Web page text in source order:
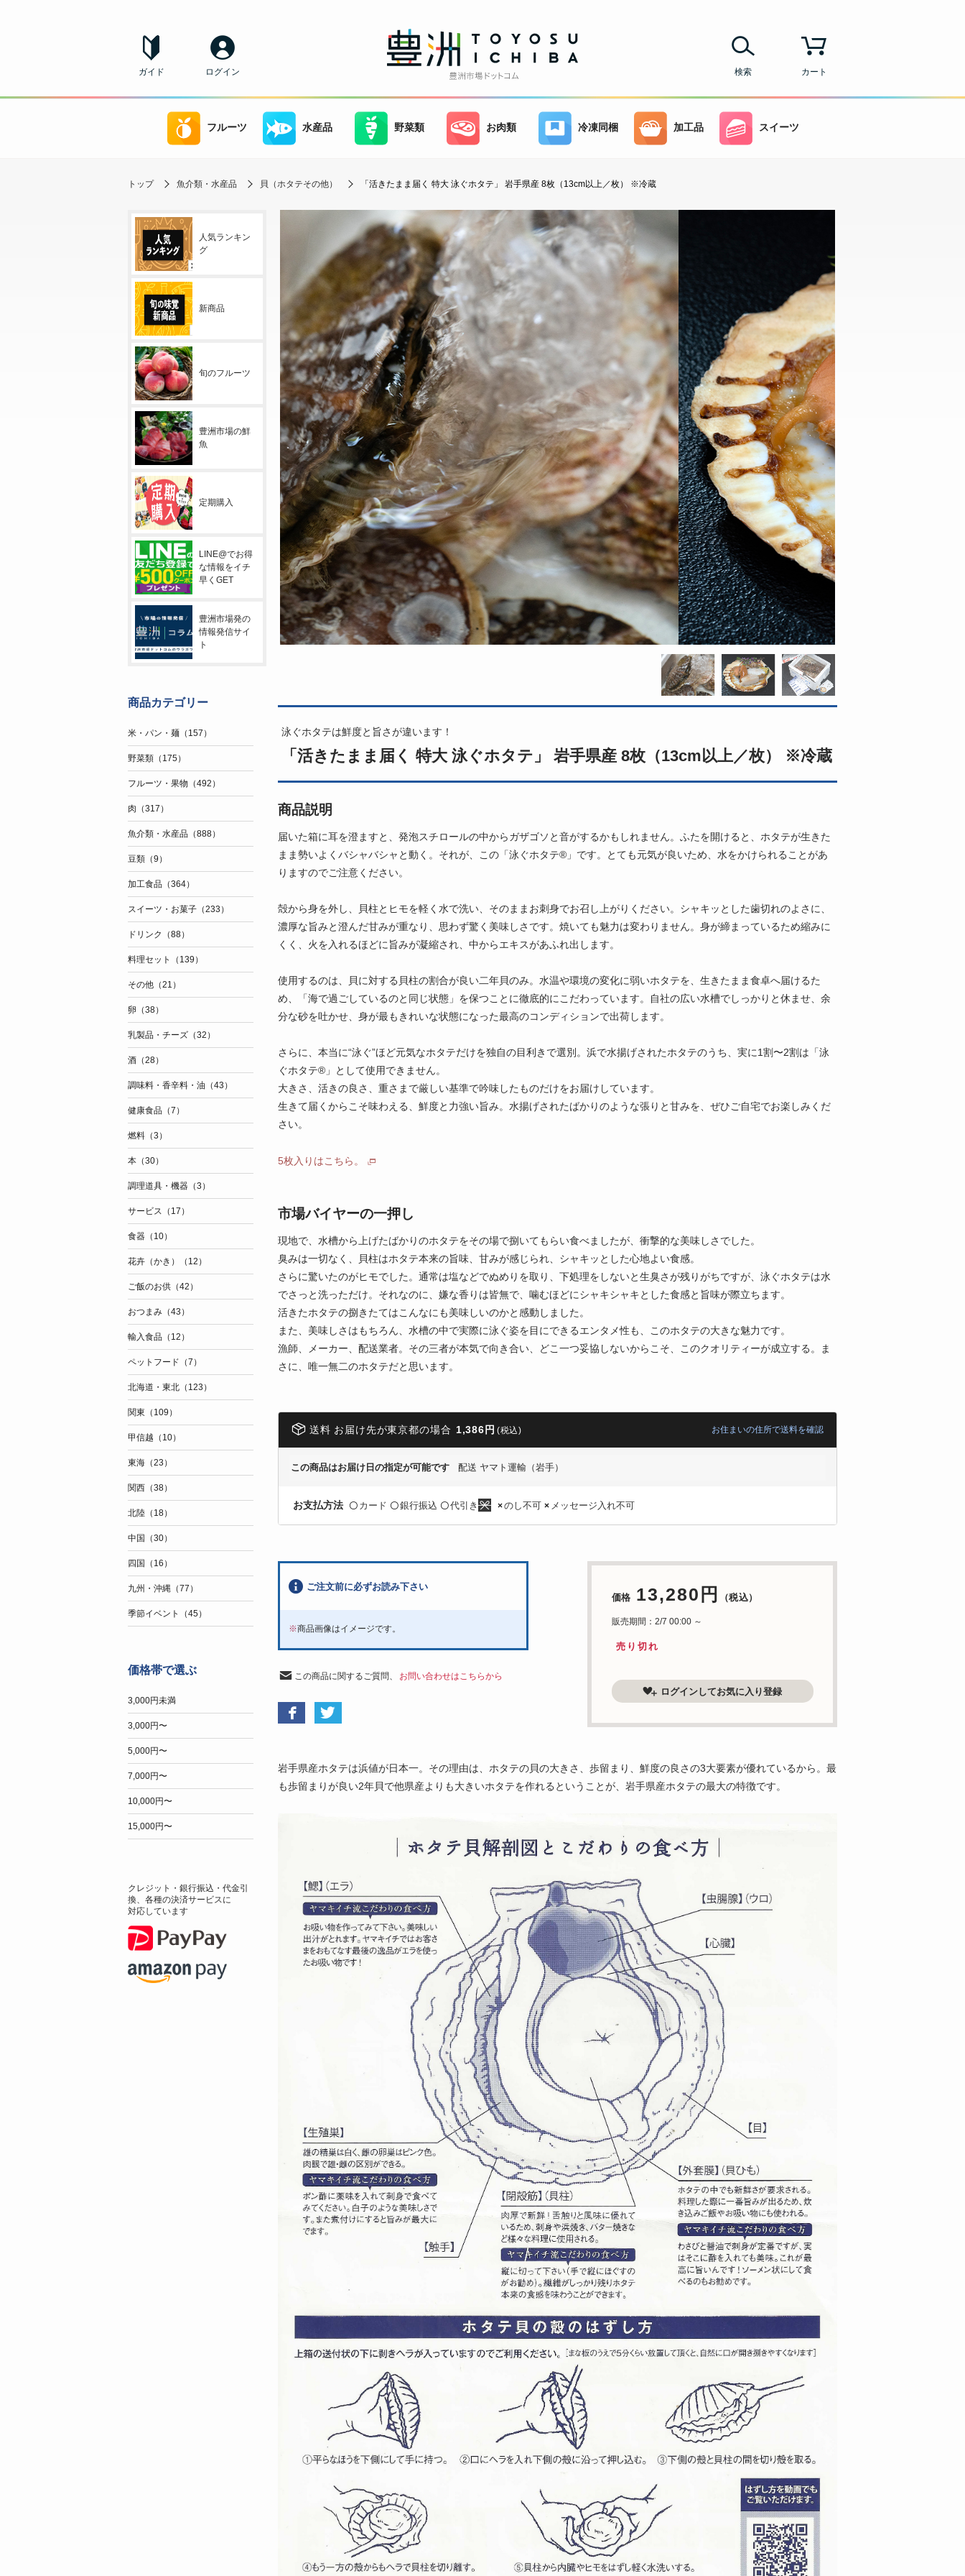
ガイド ログイン カート
検索
フルーツ 水産品 野菜類 お肉類 冷凍同梱 加工品 スイーツ
トップ 魚介類・水産品 貝（ホタテその他） 「活きたまま届く 特大 泳ぐホタテ」 岩手県産 8枚（13cm以上／枚） ※冷蔵
泳ぐホタテは鮮度と旨さが違います！
「活きたまま届く 特大 泳ぐホタテ」 岩手県産 8枚（13cm以上／枚） ※冷蔵
商品説明
届いた箱に耳を澄ますと、発泡スチロールの中からガザゴソと音がするかもしれません。ふたを開けると、ホタテが生きた
まま勢いよくバシャバシャと動く。それが、この「泳ぐホタテ®」です。とても元気が良いため、水をかけられることがあ
りますのでご注意ください。
殻から身を外し、貝柱とヒモを軽く水で洗い、そのままお刺身でお召し上がりください。シャキッとした歯切れのよさに、
濃厚な旨みと澄んだ甘みが重なり、思わず驚く美味しさです。焼いても魅力は変わりません。身が締まっているため縮みに
くく、火を入れるほどに旨みが凝縮され、中からエキスがあふれ出します。
使用するのは、貝に対する貝柱の割合が良い二年貝のみ。水温や環境の変化に弱いホタテを、生きたまま食卓へ届けるた
め、「海で過ごしているのと同じ状態」を保つことに徹底的にこだわっています。自社の広い水槽でしっかりと休ませ、余
分な砂を吐かせ、身が最もきれいな状態になった最高のコンディションで出荷します。
さらに、本当に“泳ぐ”ほど元気なホタテだけを独自の目利きで選別。浜で水揚げされたホタテのうち、実に1割〜2割は「泳
ぐホタテ®」として使用できません。
大きさ、活きの良さ、重さまで厳しい基準で吟味したものだけをお届けしています。
生きて届くからこそ味わえる、鮮度と力強い旨み。水揚げされたばかりのような張りと甘みを、ぜひご自宅でお楽しみくだ
さい。
5枚入りはこちら。
市場バイヤーの一押し
現地で、水槽から上げたばかりのホタテをその場で捌いてもらい食べましたが、衝撃的な美味しさでした。
臭みは一切なく、貝柱はホタテ本来の旨味、甘みが感じられ、シャキッとした心地よい食感。
さらに驚いたのがヒモでした。通常は塩などでぬめりを取り、下処理をしないと生臭さが残りがちですが、泳ぐホタテは水
でさっと洗っただけ。それなのに、嫌な香りは皆無で、噛むほどにシャキシャキとした食感と旨味が際立ちます。
活きたホタテの捌きたてはこんなにも美味しいのかと感動しました。
また、美味しさはもちろん、水槽の中で実際に泳ぐ姿を目にできるエンタメ性も、このホタテの大きな魅力です。
漁師、メーカー、配送業者。その三者が本気で向き合い、どこ一つ妥協しないからこそ、このクオリティーが成立する。ま
さに、唯一無二のホタテだと思います。
送料 お届け先が東京都の場合 1,386円 (税込) お住まいの住所で送料を確認
この商品はお届け日の指定が可能です 配送 ヤマト運輸（岩手）
お支払方法 〇 カード 〇銀行振込 〇代引き ×のし不可 × メッセージ入れ不可
価格 13,280円 （税込）
販売期間：2/7 00:00 ～
売り切れ
ログインしてお気に入り登録
ご注文前に必ずお読み下さい
※商品画像はイメージです。
この商品に関するご質問、 お問い合わせはこちらから
岩手県産ホタテは浜値が日本一。その理由は、ホタテの貝の大きさ、歩留まり、鮮度の良さの3大要素が優れているから。最
も歩留まりが良い2年貝で他県産よりも大きいホタテを作れるということが、岩手県産ホタテの最大の特徴です。
人気ランキン
グ
新商品
旬のフルーツ
豊洲市場の鮮
魚
定期購入
LINE@でお得
な情報をイチ
早くGET
豊洲市場発の
情報発信サイ
ト
商品カテゴリー
米・パン・麺（157）
野菜類（175）
フルーツ・果物（492）
肉（317）
魚介類・水産品（888）
豆類（9）
加工食品（364）
スイーツ・お菓子（233）
ドリンク（88）
料理セット（139）
その他（21）
卵（38）
乳製品・チーズ（32）
酒（28）
調味料・香辛料・油（43）
健康食品（7）
燃料（3）
本（30）
調理道具・機器（3）
サービス（17）
食器（10）
花卉（かき）（12）
ご飯のお供（42）
おつまみ（43）
輸入食品（12）
ペットフード（7）
北海道・東北（123）
関東（109）
甲信越（10）
東海（23）
関西（38）
北陸（18）
中国（30）
四国（16）
九州・沖縄（77）
季節イベント（45）
価格帯で選ぶ
3,000円未満
3,000円〜
5,000円〜
7,000円〜
10,000円〜
15,000円〜
クレジット・銀行振込・代金引
換、各種の決済サービスに
対応しています